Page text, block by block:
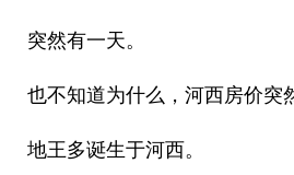
突然有一天。
也不知道为什么，河西房价突
地王多诞生于河西。